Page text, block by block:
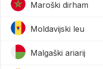
Maroški dirham
Moldavijski leu
Malgaški ariarij